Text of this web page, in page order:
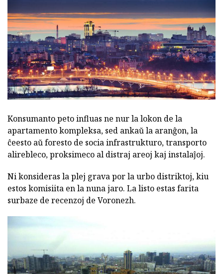
Konsumanto peto influas ne nur la lokon de la
apartamento kompleksa, sed ankaŭ la aranĝon, la
ĉeesto aŭ foresto de socia infrastrukturo, transporto
alirebleco, proksimeco al distraj areoj kaj instalaĵoj.
Ni konsideras la plej grava por la urbo distriktoj, kiu
estos komisiita en la nuna jaro. La listo estas farita
surbaze de recenzoj de Voronezh.